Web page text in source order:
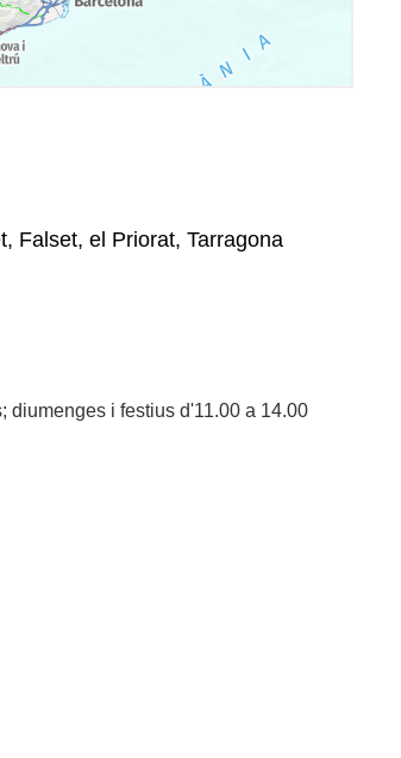
Falset, el Priorat, Tarragona
diumenges i festius d'11.00 a 14.00